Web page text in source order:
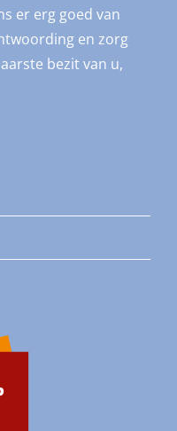
er erg goed van
en zorg
bezit van u,